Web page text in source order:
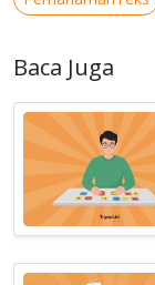
Baca Juga